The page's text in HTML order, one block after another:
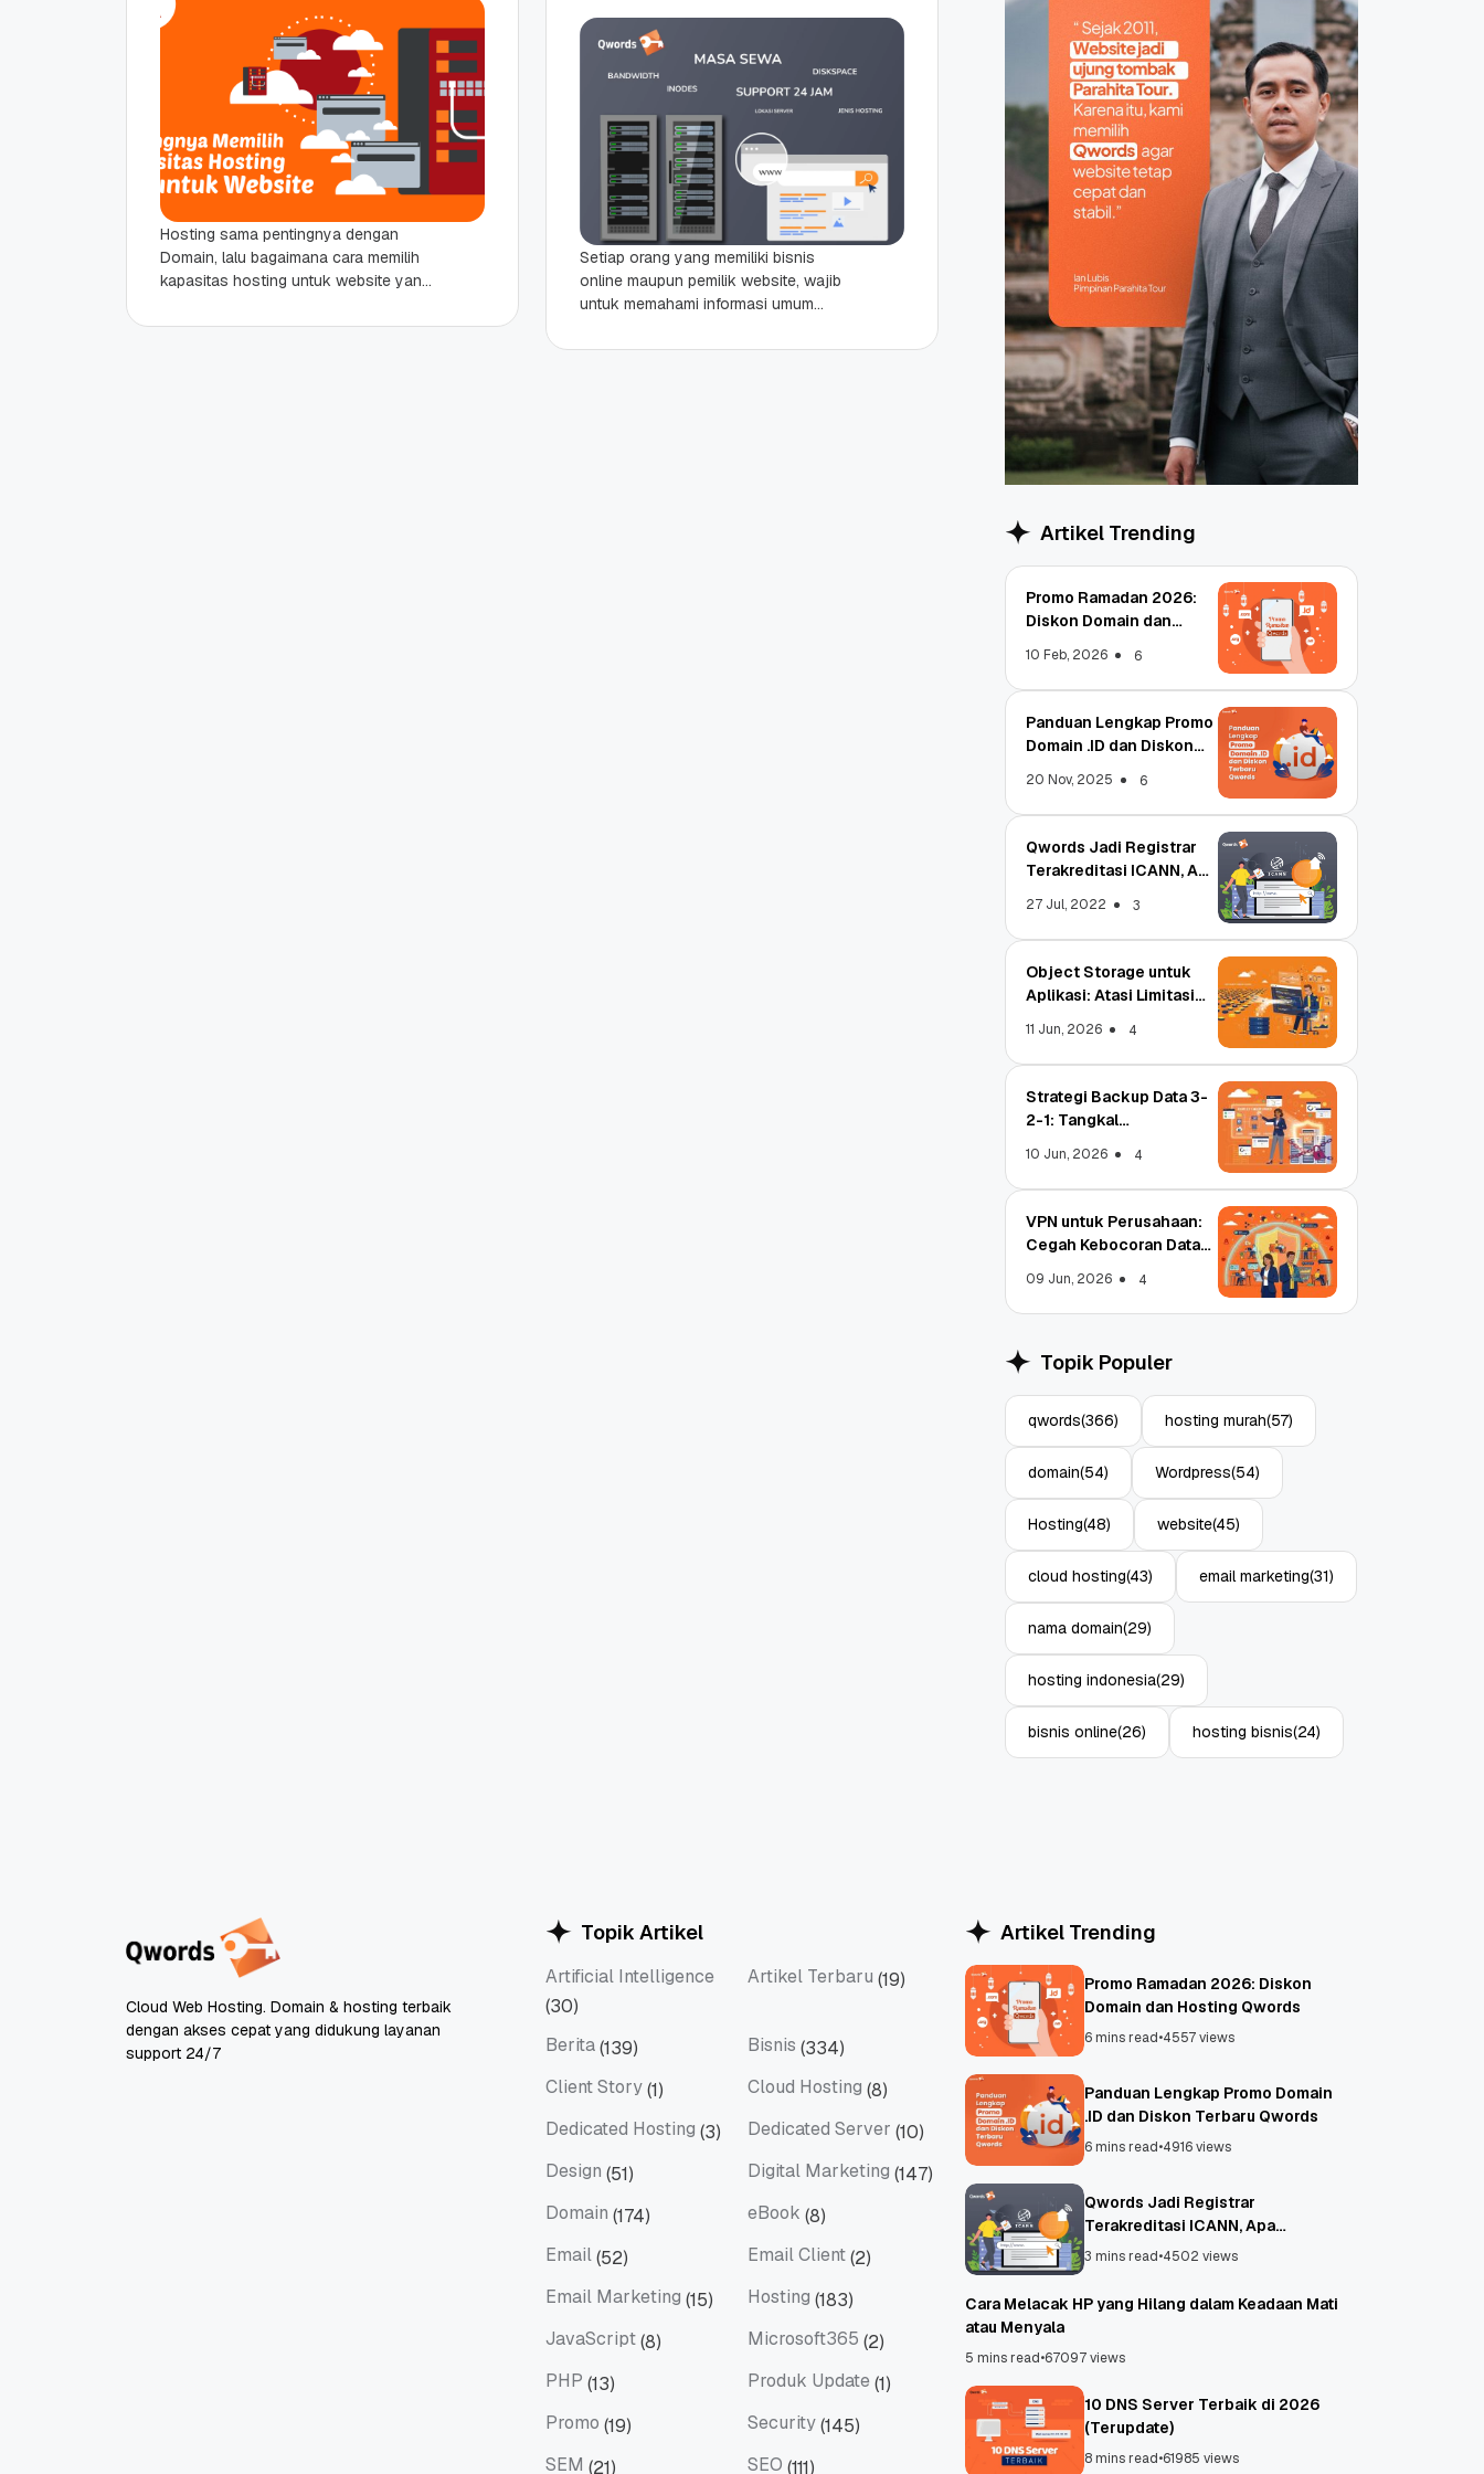
Aplikasi: Atasi Limitasi
11 Jun, 2026 4
Hosting sama pentingnya dengan
Domain, lalu bagaimana cara memilih
kapasitas hosting untuk website yang
alamat rumah, maka hosting menjadi
Setiap orang yang memiliki bisnis
online maupun pemilik website, wajib
untuk memahami informasi umum
dalam prakteknya, Anda sudah
Artikel Trending
Promo Ramadan 2026:
Diskon Domain dan
10 Feb, 2026 6
Panduan Lengkap Promo
Domain .ID dan Diskon
20 Nov, 2025 6
Qwords Jadi Registrar
Terakreditasi ICANN, Apa
27 Jul, 2022 3
Object Storage untuk
Aplikasi: Atasi Limitasi
11 Jun, 2026 4
Strategi Backup Data 3-
2-1: Tangkal
10 Jun, 2026 4
VPN untuk Perusahaan:
Cegah Kebocoran Data
09 Jun, 2026 4
Topik Populer
qwords(366) hosting murah(57)
domain(54) Wordpress(54)
Hosting(48) website(45)
cloud hosting(43) email marketing(31)
nama domain(29)
hosting indonesia(29)
bisnis online(26) hosting bisnis(24)
Cloud Web Hosting. Domain & hosting terbaik
dengan akses cepat yang didukung layanan
support 24/7
Topik Artikel
Artificial Intelligence
Artificial Intelligence
(30)
Artikel Terbaru (19)
Berita(139) Bisnis (334)
Client Story(1) Cloud Hosting (8)
Dedicated Hosting (3) Dedicated Server (10)
Design (51) Digital Marketing (147)
Domain (174) eBook (8)
Email(52) Email Client(2)
Email Marketing (15) Hosting (183)
JavaScript(8) Microsoft365 (2)
PHP (13) Produk Update (1)
Promo (19) Security(145)
SEM (21) SEO (111)
Artikel Trending
Promo Ramadan 2026: Diskon
Domain dan Hosting Qwords
6 mins read•4557 views
Panduan Lengkap Promo Domain
.ID dan Diskon Terbaru Qwords
6 mins read•4916 views
Qwords Jadi Registrar
Terakreditasi ICANN, Apa
Untungnya?
3 mins read•4502 views
Cara Melacak HP yang Hilang dalam Keadaan Mati
atau Menyala
5 mins read•67097 views
10 DNS Server Terbaik di 2026
(Terupdate)
8 mins read•61985 views